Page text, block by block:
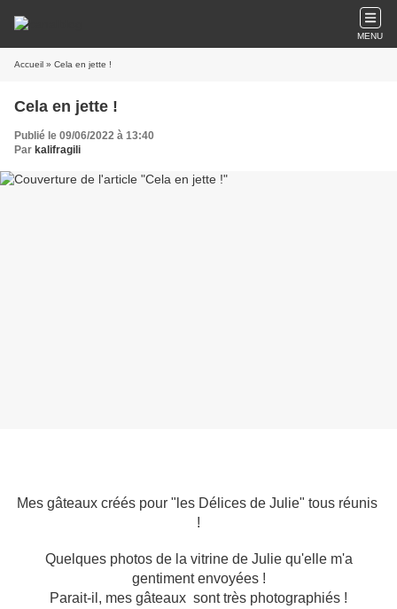
MENU
Accueil » Cela en jette !
Cela en jette !
Publié le 09/06/2022 à 13:40
Par kalifragili
Mes gâteaux créés pour "les Délices de Julie" tous réunis
!
Quelques photos de la vitrine de Julie qu'elle m'a
gentiment envoyées !
Parait-il, mes gâteaux sont très photographiés !